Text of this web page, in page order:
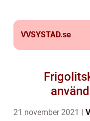
VVSYSTAD.se
21 november 2021